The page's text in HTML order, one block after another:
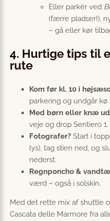
Eller parkér ved
(færre pladser!),
– gå eller kør
4. Hurtige tips til
rute
Kom før kl. 10 i
parkering og undgår kø
Med børn eller knæ
veje og drop Sentiero 1.
Fotografer? Start i
lys), tag stien ned, og
nederst.
Regnponcho &
værd – også i solskin.
Med det rette mix af shuttle
Cascata delle Marmore fra